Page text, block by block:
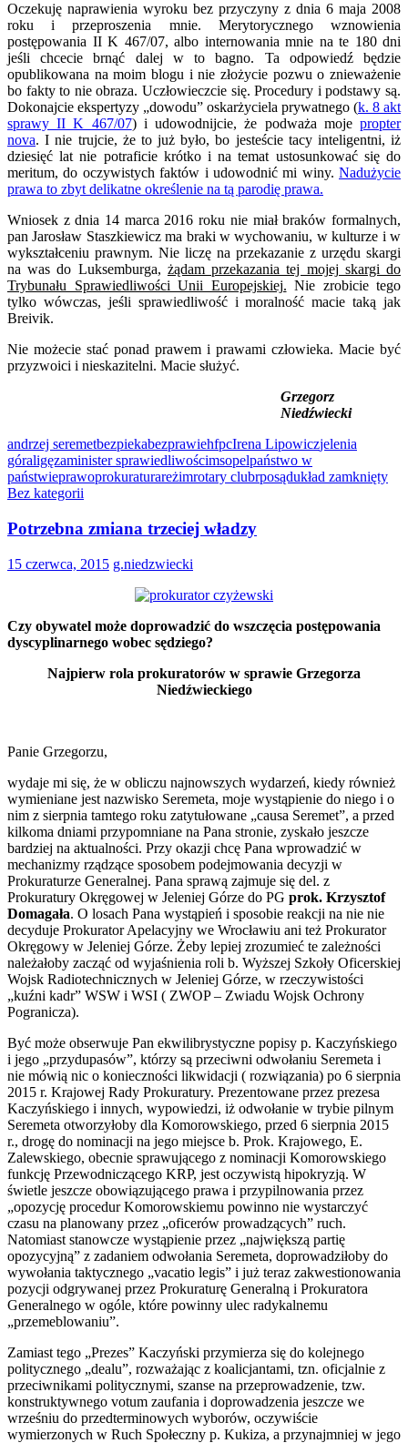
Oczekuję naprawienia wyroku bez przyczyny z dnia 6 maja 2008
roku i przeproszenia mnie. Merytorycznego wznowienia
postępowania II K 467/07, albo internowania mnie na te 180 dni
jeśli chcecie brnąć dalej w to bagno. Ta odpowiedź będzie
opublikowana na moim blogu i nie złożycie pozwu o znieważenie
bo fakty to nie obraza. Uczłowieczcie się. Procedury i podstawy są.
Dokonajcie ekspertyzy „dowodu” oskarżyciela prywatnego (k. 8 akt
sprawy II K 467/07) i udowodnijcie, że podważa mojepropter
nova. I nie trujcie, że to już było, bo jesteście tacy inteligentni, iż
dziesięć lat nie potraficie krótko i na temat ustosunkować się do
meritum, do oczywistych faktów i udowodnić mi winy. Nadużycie
prawa to zbyt delikatne określenie na tą parodię prawa.
Wniosek z dnia 14 marca 2016 roku nie miał braków formalnych,
pan Jarosław Staszkiewicz ma braki w wychowaniu, w kulturze i w
wykształceniu prawnym. Nie liczę na przekazanie z urzędu skargi
na was do Luksemburga, żądam przekazania tej mojej skargi do
Trybunału Sprawiedliwości Unii Europejskiej. Nie zrobicie tego
tylko wówczas, jeśli sprawiedliwość i moralność macie taką jak
Breivik.
Nie możecie stać ponad prawem i prawami człowieka. Macie być
przyzwoici i nieskazitelni. Macie służyć.
Grzegorz
Niedźwiecki
andrzej seremetbezpiekabezprawiehfpcIrena Lipowiczjelenia
góraligęzaminister sprawiedliwościmsopelpaństwo w
państwieprawoprokuraturareżimrotary clubrposądukład zamknięty
Bez kategorii
Potrzebna zmiana trzeciej władzy
15 czerwca, 2015 g.niedzwiecki
Czy obywatel może doprowadzić do wszczęcia postępowania
dyscyplinarnego wobec sędziego?
Najpierw rola prokuratorów w sprawie Grzegorza
Niedźwieckiego
Panie Grzegorzu,
wydaje mi się, że w obliczu najnowszych wydarzeń, kiedy również
wymieniane jest nazwisko Seremeta, moje wystąpienie do niego i o
nim z sierpnia tamtego roku zatytułowane „causa Seremet”, a przed
kilkoma dniami przypomniane na Pana stronie, zyskało jeszcze
bardziej na aktualności. Przy okazji chcę Pana wprowadzić w
mechanizmy rządzące sposobem podejmowania decyzji w
Prokuraturze Generalnej. Pana sprawą zajmuje się del. z
Prokuratury Okręgowej w Jeleniej Górze do PG prok. Krzysztof
Domagała. O losach Pana wystąpień i sposobie reakcji na nie nie
decyduje Prokurator Apelacyjny we Wrocławiu ani też Prokurator
Okręgowy w Jeleniej Górze. Żeby lepiej zrozumieć te zależności
należałoby zacząć od wyjaśnienia roli b. Wyższej Szkoły Oficerskiej
Wojsk Radiotechnicznych w Jeleniej Górze, w rzeczywistości
„kuźni kadr” WSW i WSI ( ZWOP – Zwiadu Wojsk Ochrony
Pogranicza).
Być może obserwuje Pan ekwilibrystyczne popisy p. Kaczyńskiego
i jego „przydupasów”, którzy są przeciwni odwołaniu Seremeta i
nie mówią nic o konieczności likwidacji ( rozwiązania) po 6 sierpnia
2015 r. Krajowej Rady Prokuratury. Prezentowane przez prezesa
Kaczyńskiego i innych, wypowiedzi, iż odwołanie w trybie pilnym
Seremeta otworzyłoby dla Komorowskiego, przed 6 sierpnia 2015
r., drogę do nominacji na jego miejsce b. Prok. Krajowego, E.
Zalewskiego, obecnie sprawującego z nominacji Komorowskiego
funkcję Przewodniczącego KRP, jest oczywistą hipokryzją. W
świetle jeszcze obowiązującego prawa i przypilnowania przez
„opozycję procedur Komorowskiemu powinno nie wystarczyć
czasu na planowany przez „oficerów prowadzących” ruch.
Natomiast stanowcze wystąpienie przez „największą partię
opozycyjną” z zadaniem odwołania Seremeta, doprowadziłoby do
wywołania taktycznego „vacatio legis” i już teraz zakwestionowania
pozycji odgrywanej przez Prokuraturę Generalną i Prokuratora
Generalnego w ogóle, które powinny ulec radykalnemu
„przemeblowaniu”.
Zamiast tego „Prezes” Kaczyński przymierza się do kolejnego
politycznego „dealu”, rozważając z koalicjantami, tzn. oficjalnie z
przeciwnikami politycznymi, szanse na przeprowadzenie, tzw.
konstruktywnego votum zaufania i doprowadzenia jeszcze we
wrześniu do przedterminowych wyborów, oczywiście
wymierzonych w Ruch Społeczny p. Kukiza, a przynajmniej w jego